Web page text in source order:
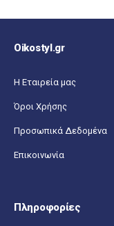
Oikostyl.gr
Η Εταιρεία μας
Όροι Χρήσης
Προσωπικά Δεδομένα
Επικοινωνία
Πληροφορίες